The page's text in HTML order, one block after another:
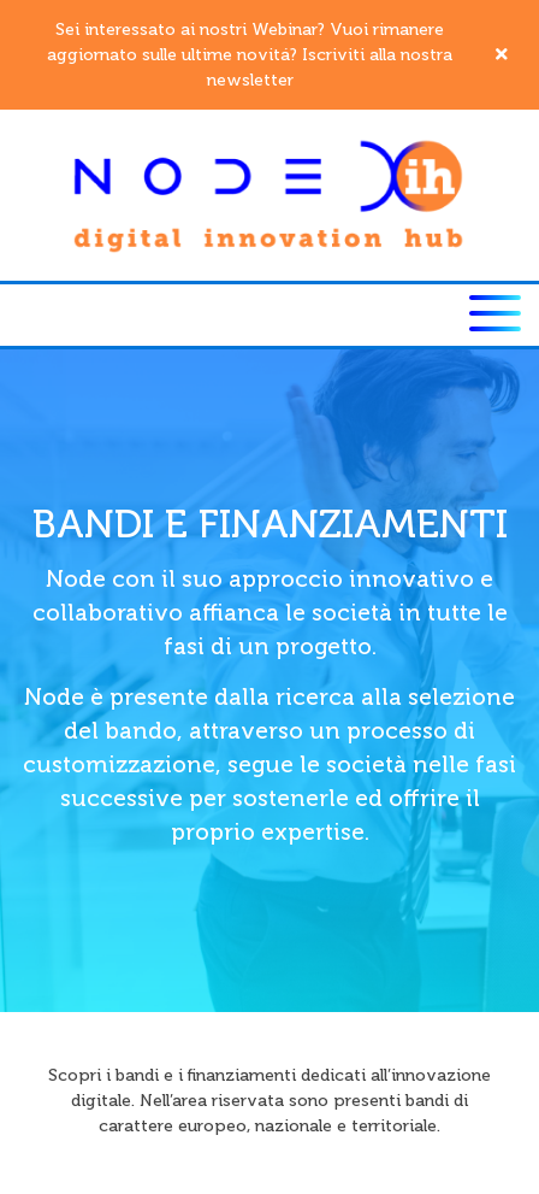
Sei interessato ai nostri Webinar? Vuoi rimanere
aggiornato sulle ultime novitá? Iscriviti alla nostra
newsletter
BANDI E FINANZIAMENTI
Node con il suo approccio innovativo e
collaborativo affianca le società in tutte le
fasi di un progetto.
Node è presente dalla ricerca alla selezione
del bando, attraverso un processo di
customizzazione, segue le società nelle fasi
successive per sostenerle ed offrire il
proprio expertise.
Scopri i bandi e i finanziamenti dedicati all’innovazione
digitale. Nell’area riservata sono presenti bandi di
carattere europeo, nazionale e territoriale.